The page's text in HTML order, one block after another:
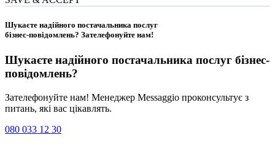
Шукаєте надійного постачальника послуг
бізнес-повідомлень? Зателефонуйте нам!
Шукаєте надійного постачальника послуг бізнес-
повідомлень?
Зателефонуйте нам! Менеджер Messaggio проконсультує з
питань, які вас цікавлять.
080 033 12 30